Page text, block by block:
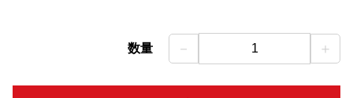
数量 － 1 ＋